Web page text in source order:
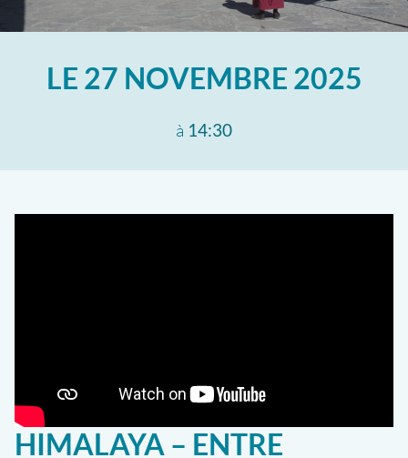
LE 27 NOVEMBRE 2025
à 14:30
HIMALAYA – ENTRE